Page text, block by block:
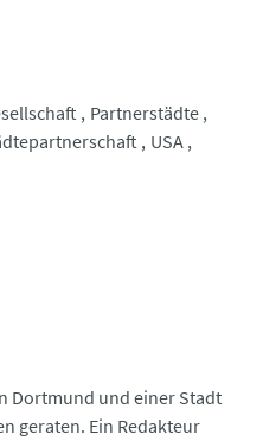
Partnerstädte
USA
Dortmund und einer Stadt
geraten. Ein Redakteur